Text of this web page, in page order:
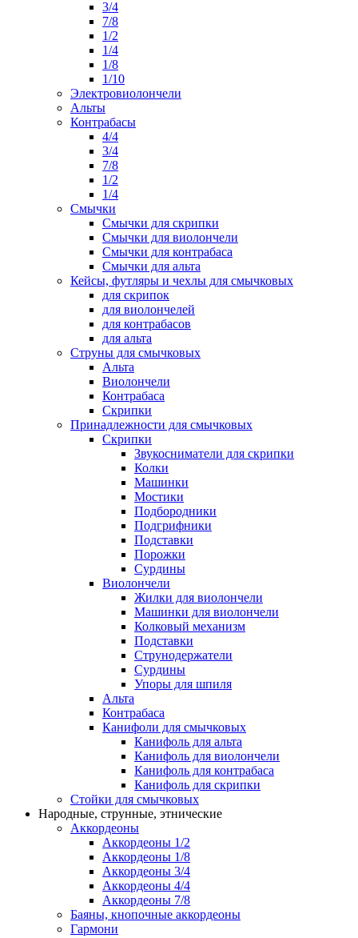
3/4
7/8
1/2
1/4
1/8
1/10
Электровиолончели
Альты
Контрабасы
4/4
3/4
7/8
1/2
1/4
Смычки
Смычки для скрипки
Смычки для виолончели
Смычки для контрабаса
Смычки для альта
Кейсы, футляры и чехлы для смычковых
для скрипок
для виолончелей
для контрабасов
для альта
Струны для смычковых
Альта
Виолончели
Контрабаса
Скрипки
Принадлежности для смычковых
Скрипки
Звукосниматели для скрипки
Колки
Машинки
Мостики
Подбородники
Подгрифники
Подставки
Порожки
Сурдины
Виолончели
Жилки для виолончели
Машинки для виолончели
Колковый механизм
Подставки
Струнодержатели
Сурдины
Упоры для шпиля
Альта
Контрабаса
Канифоли для смычковых
Канифоль для альта
Канифоль для виолончели
Канифоль для контрабаса
Канифоль для скрипки
Стойки для смычковых
Народные, струнные, этнические
Аккордеоны
Аккордеоны 1/2
Аккордеоны 1/8
Аккордеоны 3/4
Аккордеоны 4/4
Аккордеоны 7/8
Баяны, кнопочные аккордеоны
Гармони